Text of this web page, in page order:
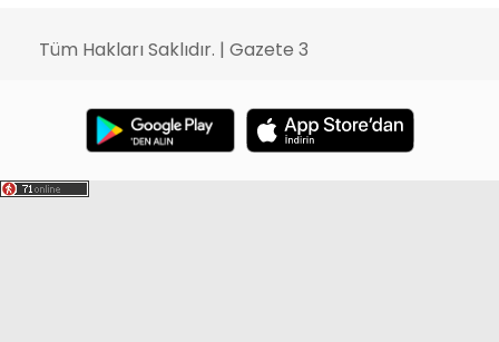
Tüm Hakları Saklıdır. | Gazete 3